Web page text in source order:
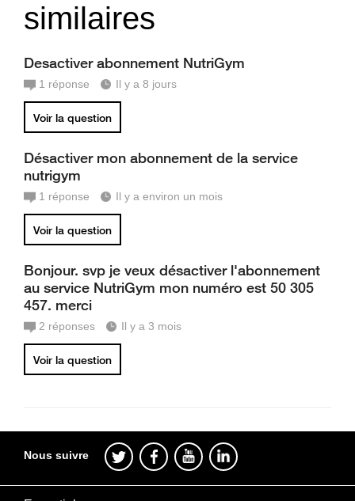
similaires
Desactiver abonnement NutriGym
1 réponse Il y a 8 jours
Voir la question
Désactiver mon abonnement de la service
nutrigym
1 réponse Il y a environ un mois
Voir la question
Bonjour. svp je veux désactiver l'abonnement
au service NutriGym mon numéro est 50 305
457. merci
2 réponses Il y a 3 mois
Voir la question
Nous suivre